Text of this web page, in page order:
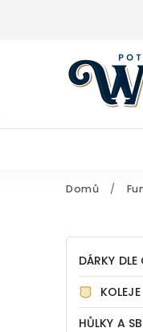
Domů /
DÁRKY DLE
KOLEJE
HŮLKY A